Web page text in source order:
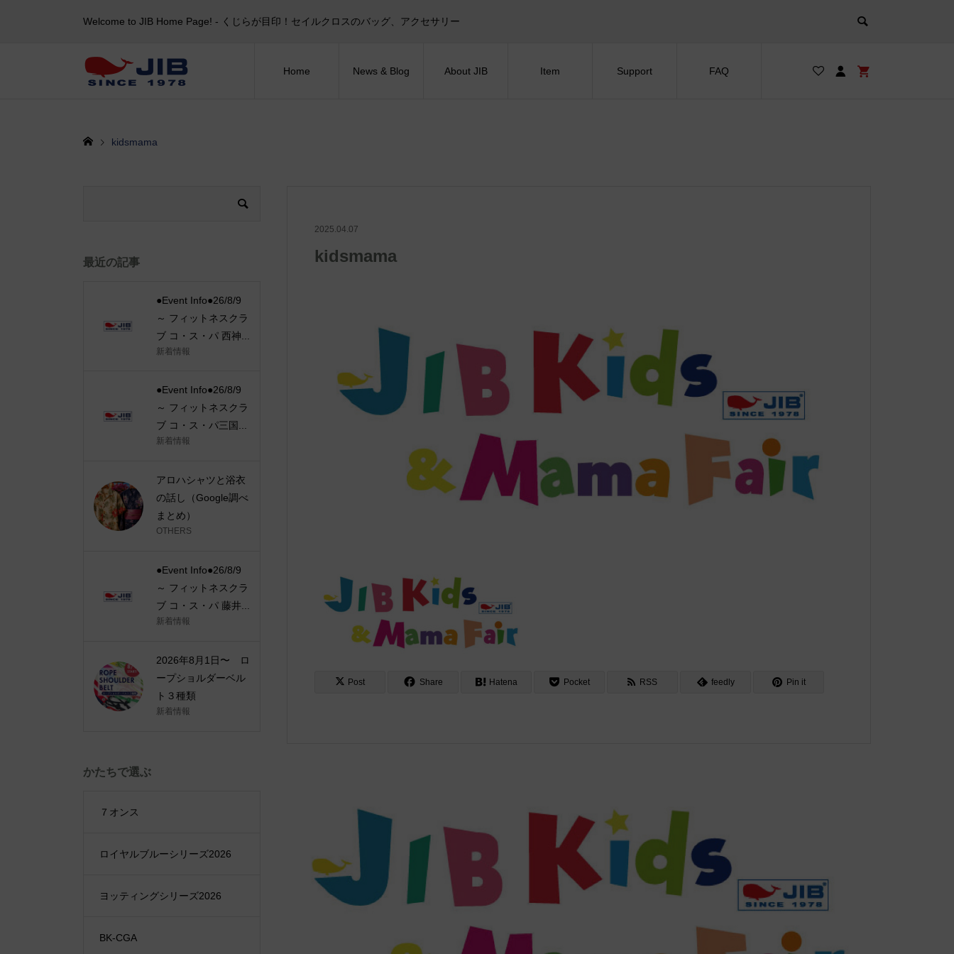
Welcome to JIB Home Page! ‐ くじらが目印！セイルクロスのバッグ、アクセサリー
Home News & Blog About JIB Item Support FAQ
kidsmama
2025.04.07
kidsmama
Post Share Hatena Pocket RSS feedly Pin it
最近の記事
●Event Info●26/8/9
～ フィットネスクラ
ブ コ・ス・パ 西神...
新着情報
●Event Info●26/8/9
～ フィットネスクラ
ブ コ・ス・パ三国...
新着情報
アロハシャツと浴衣
の話し（Google調べ
まとめ）
OTHERS
●Event Info●26/8/9
～ フィットネスクラ
ブ コ・ス・パ 藤井...
新着情報
2026年8月1日〜 ロ
ープショルダーベル
ト３種類
新着情報
かたちで選ぶ
７オンス
ロイヤルブルーシリーズ2026
ヨッティングシリーズ2026
BK-CGA